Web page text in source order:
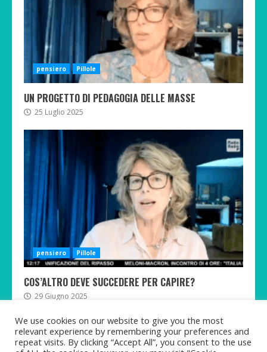
pensiero Pillole
UN PROGETTO DI PEDAGOGIA DELLE MASSE
25 Luglio 2025
pensiero Pillole
COS’ALTRO DEVE SUCCEDERE PER CAPIRE?
29 Giugno 2025
We use cookies on our website to give you the most
relevant experience by remembering your preferences and
repeat visits. By clicking “Accept All”, you consent to the use